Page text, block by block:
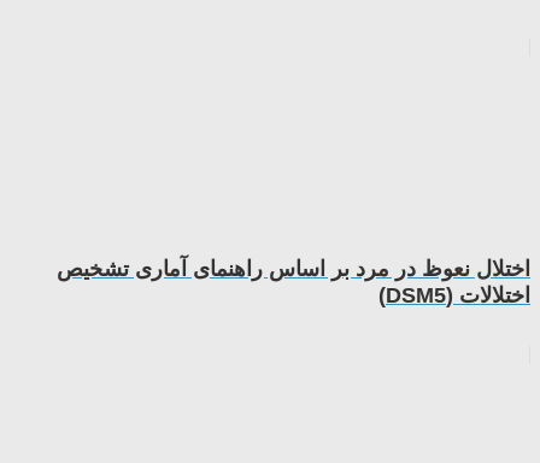
اختلال نعوظ در مرد بر اساس راهنمای آماری تشخیص
اختلالات (DSM5)